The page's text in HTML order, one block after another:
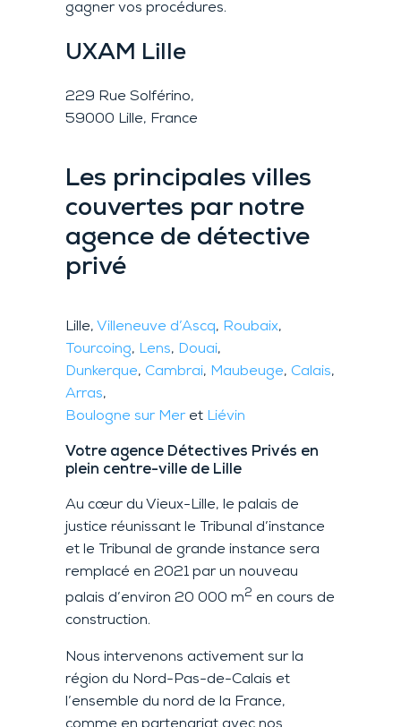
gagner vos procédures.
UXAM Lille
229 Rue Solférino,
59000 Lille, France
Les principales villes
couvertes par notre
agence de détective
privé
Lille, Villeneuve d’Ascq, Roubaix,
Tourcoing, Lens, Douai,
Dunkerque, Cambrai, Maubeuge, Calais,
Arras,
Boulogne sur Meret Liévin
Votre agence Détectives Privés en
plein centre-ville de Lille
Au cœur du Vieux-Lille, le palais de
justice réunissant le Tribunal d’instance
et le Tribunal de grande instance sera
remplacé en 2021 par un nouveau
palais d’environ 20 000 m2 en cours de
construction.
Nous intervenons activement sur la
région du Nord-Pas-de-Calais et
l’ensemble du nord de la France,